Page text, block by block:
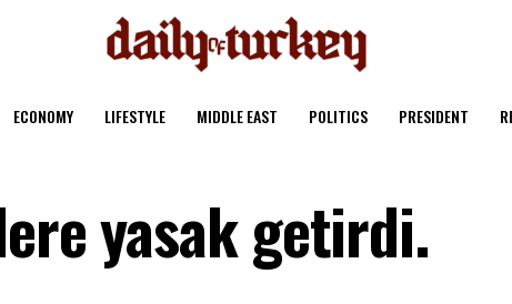
ECONOMY LIFESTYLE MIDDLE EAST POLITICS PRESIDENT
yasak getirdi.